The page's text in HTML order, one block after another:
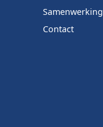
Contact